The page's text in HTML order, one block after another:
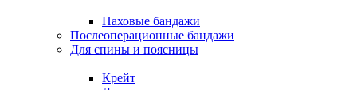
Паховые бандажи
Послеоперационные бандажи
Для спины и поясницы
Крейт